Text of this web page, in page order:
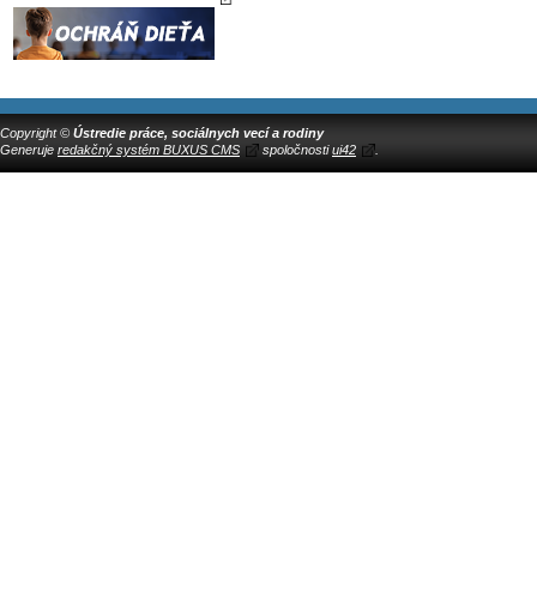
Copyright © Ústredie práce, sociálnych vecí a rodiny
Generuje redakčný systém BUXUS CMS spoločnostiui42